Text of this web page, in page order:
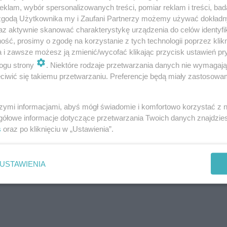
Netfliksa?
się tu
Halinę gra zaś ceniona polska aktorka Anna
Janicki. Ponadto w obsadzie znaleźli się również:
wybór spersonalizowanych treści, pomiar reklam i treści,
Użytkownika my i Zaufani Partnerzy możemy używać
aktywnie skanować charakterystykę urządzenia do celów
prosimy o zgodę na korzystanie z tych technologii poprzez
i zawsze możesz ją zmienić/wycofać klikając przycisk ustawień
strony
. Niektóre rodzaje przetwarzania danych nie
się takiemu przetwarzaniu. Preferencje będą miały
informacjami, abyś mógł świadomie i komfortowo korzystać z
informacje dotyczące przetwarzania Twoich danych
oraz po kliknięciu w „Ustawienia”.
USTAWIENIA